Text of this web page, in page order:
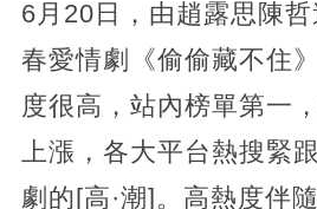
6月20日，由趙露思陳
春愛情劇《偷偷藏不住
度很高，站內榜單第一
上漲，各大平台熱搜緊
劇的[高·潮]。高熱度伴